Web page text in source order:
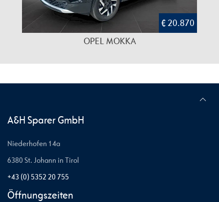
€ 20.870
OPEL MOKKA
A&H Sparer GmbH
Niederhofen 14a
6380 St. Johann in Tirol
+43 (0) 5352 20 755
Öffnungszeiten